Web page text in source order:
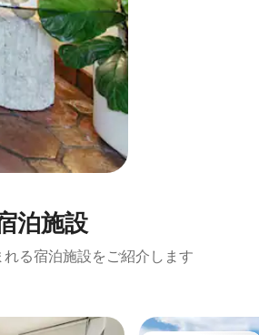
泊施設
る宿泊施設をご紹介します